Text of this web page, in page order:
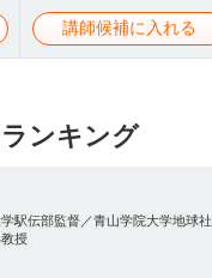
講師候補に入れる
ンキング
駅伝部監督／青山学院大学地球社
授